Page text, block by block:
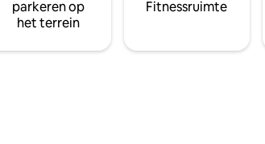
parkeren op
het terrein
Fitnessruimte